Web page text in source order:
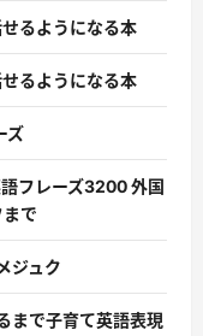
るようになる本
るようになる本
ズ
語フレーズ3200 外国
で
ジュク
まで子育て英語表現